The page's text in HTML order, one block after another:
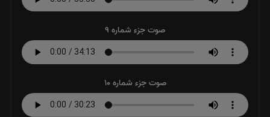
صوت جزء شماره 9
صوت جزء شماره 10